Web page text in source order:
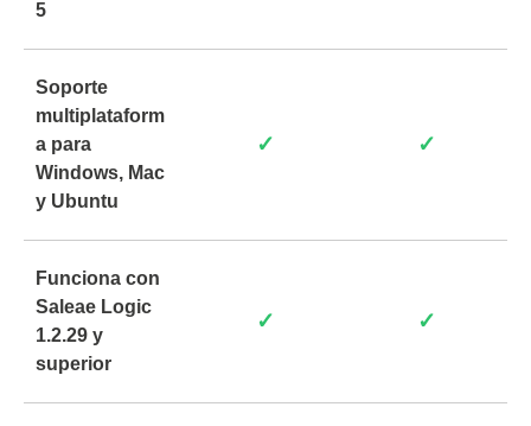
5
Soporte
multiplataform
a para
Windows, Mac
y Ubuntu
✓ ✓
Funciona con
Saleae Logic
1.2.29 y
superior
✓ ✓